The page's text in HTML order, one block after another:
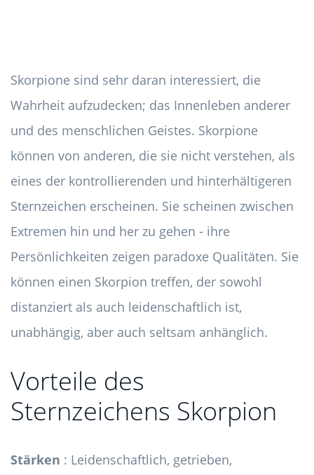
Skorpione sind sehr daran interessiert, die
Wahrheit aufzudecken; das Innenleben anderer
und des menschlichen Geistes. Skorpione
können von anderen, die sie nicht verstehen, als
eines der kontrollierenden und hinterhältigeren
Sternzeichen erscheinen. Sie scheinen zwischen
Extremen hin und her zu gehen - ihre
Persönlichkeiten zeigen paradoxe Qualitäten. Sie
können einen Skorpion treffen, der sowohl
distanziert als auch leidenschaftlich ist,
unabhängig, aber auch seltsam anhänglich.
Vorteile des
Sternzeichens Skorpion
Stärken : Leidenschaftlich, getrieben,